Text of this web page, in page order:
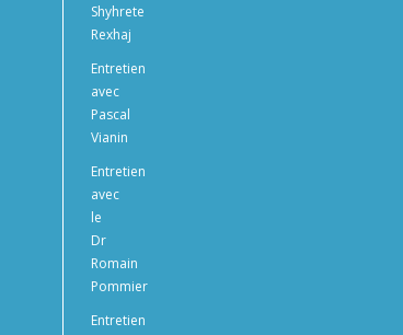
Shyhrete
Rexhaj
Entretien
avec
Pascal
Vianin
Entretien
avec
le
Dr
Romain
Pommier
Entretien